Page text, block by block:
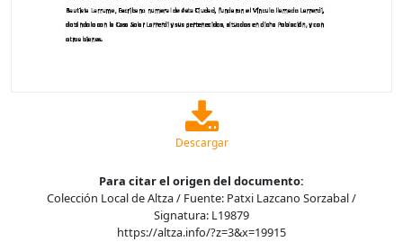
Descargar
Para citar el origen del documento:
Colección Local de Altza / Fuente: Patxi Lazcano Sorzabal /
Signatura: L19879
https://altza.info/?z=3&x=19915